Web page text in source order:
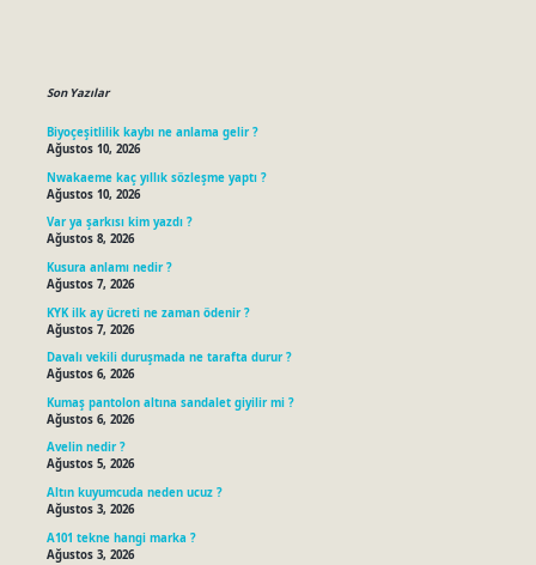
Son Yazılar
Biyoçeşitlilik kaybı ne anlama gelir ?
Ağustos 10, 2026
Nwakaeme kaç yıllık sözleşme yaptı ?
Ağustos 10, 2026
Var ya şarkısı kim yazdı ?
Ağustos 8, 2026
Kusura anlamı nedir ?
Ağustos 7, 2026
KYK ilk ay ücreti ne zaman ödenir ?
Ağustos 7, 2026
Davalı vekili duruşmada ne tarafta durur ?
Ağustos 6, 2026
Kumaş pantolon altına sandalet giyilir mi ?
Ağustos 6, 2026
Avelin nedir ?
Ağustos 5, 2026
Altın kuyumcuda neden ucuz ?
Ağustos 3, 2026
A101 tekne hangi marka ?
Ağustos 3, 2026